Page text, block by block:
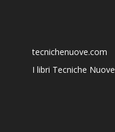
tecnichenuove.com
I libri Tecniche Nuove